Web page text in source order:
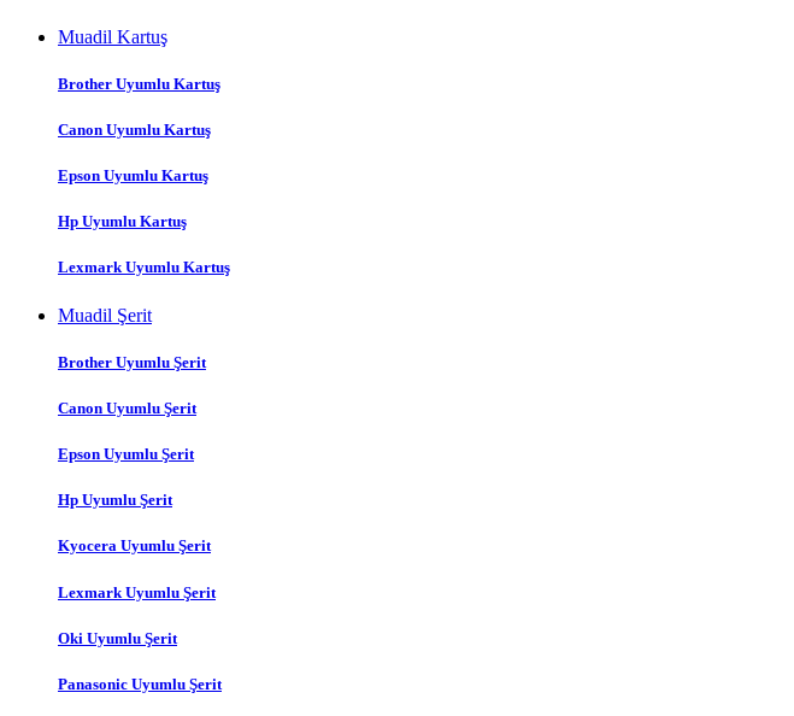
Muadil Kartuş
Brother Uyumlu Kartuş
Canon Uyumlu Kartuş
Epson Uyumlu Kartuş
Hp Uyumlu Kartuş
Lexmark Uyumlu Kartuş
Muadil Şerit
Brother Uyumlu Şerit
Canon Uyumlu Şerit
Epson Uyumlu Şerit
Hp Uyumlu Şerit
Kyocera Uyumlu Şerit
Lexmark Uyumlu Şerit
Oki Uyumlu Şerit
Panasonic Uyumlu Şerit